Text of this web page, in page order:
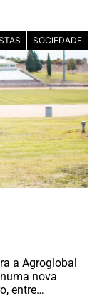
SOCIEDADE
a Agroglobal
nova
entre…